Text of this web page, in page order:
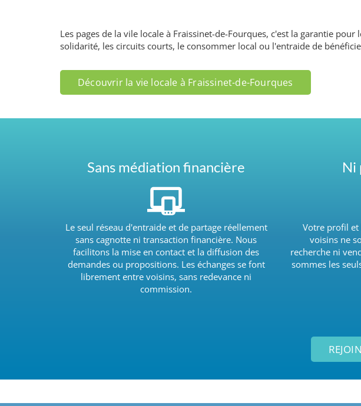
Les pages de la vile locale à Fraissinet-de-Fourques, c'est la garantie
solidarité, les circuits courts, le consommer local ou l'entraide de
Découvrir la vie locale à Fraissinet-de-Fourques
Sans médiation financière
Le seul réseau d'entraide et de partage réellement
sans cagnotte ni transaction financière. Nous
facilitons la mise en contact et la diffusion des
demandes ou propositions. Les échanges se font
librement entre voisins, sans redevance ni
commission.
Ni
Votre profil et
voisins ne
recherche ni
sommes les